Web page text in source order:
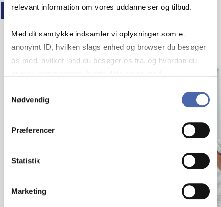
relevant information om vores uddannelser og tilbud.
Med dit samtykke indsamler vi oplysninger som et
anonymt ID, hvilken slags enhed og browser du besøger
os med, hvilket land du besøger os fra, og hvordan du
markedsføring. Du bestemmer selv - og kan altid trække
Nødvendig
Præferencer
Statistik
Marketing
LÆS MERE